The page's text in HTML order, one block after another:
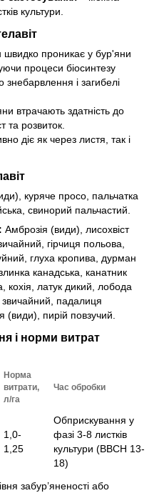
культури.
швидко проникає у бур'яни
процеси біосинтезу
знебарвлення і загибелі
втрачають здатність до
та розвиток.
діє як через листя, так і
куряче просо, пальчатка
свинорий пальчастий.
Амброзія (види), лисохвіст
гірчиця польова,
глуха кропива, дурман
канадська, канатник
кохія, латук дикий, лобода
звичайний, падалиця
пирій повзучий.
і норми витрат
Норма
витрати,
л/га
Час обробки
1,0-
1,25
Обприскування у
фазі 3-8 листків
культури (ВВСН 13-
18)
забур’яненості або